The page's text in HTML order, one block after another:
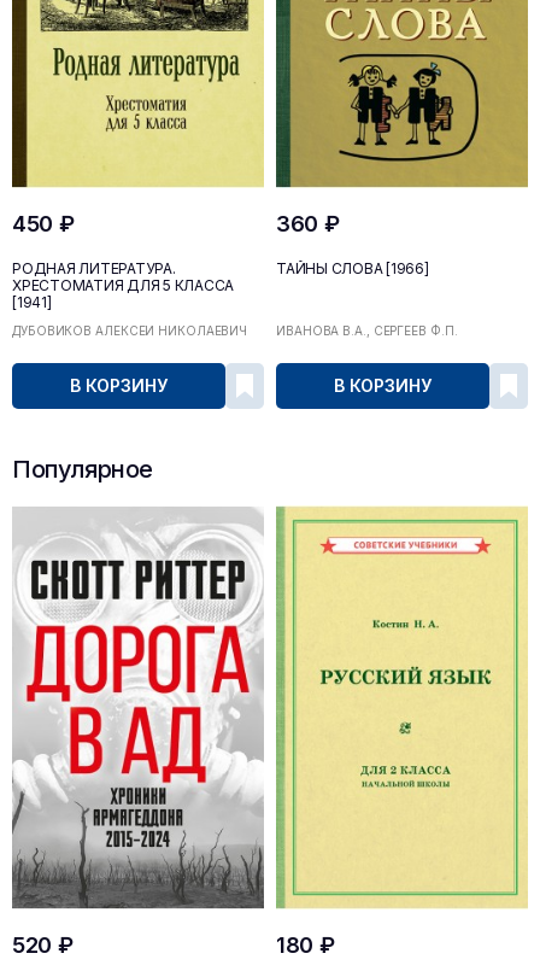
450 ₽
РОДНАЯ ЛИТЕРАТУРА.
ХРЕСТОМАТИЯ ДЛЯ 5 КЛАССА
[1941]
ДУБОВИКОВ АЛЕКСЕЙ НИКОЛАЕВИЧ
В КОРЗИНУ
360 ₽
ТАЙНЫ СЛОВА [1966]
ИВАНОВА В.А., СЕРГЕЕВ Ф.П.
В КОРЗИНУ
Популярное
520 ₽ 180 ₽